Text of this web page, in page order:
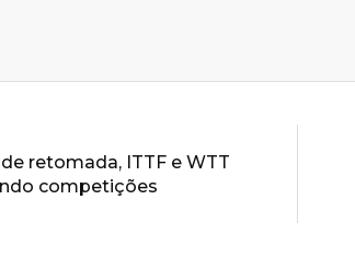
retomada, ITTF e WTT
competições